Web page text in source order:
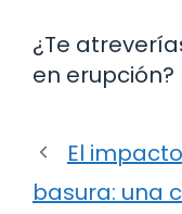
¿Te
en erupción?
El
basura: una